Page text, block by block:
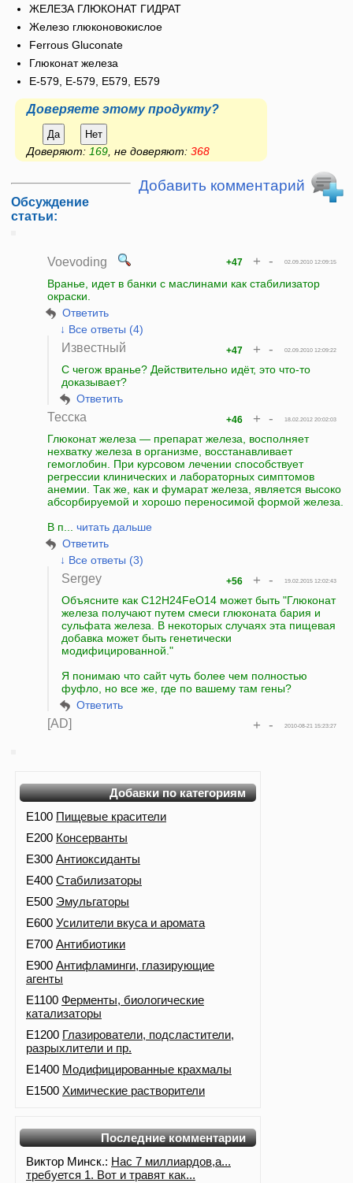
ЖЕЛЕЗА ГЛЮКОНАТ ГИДРАТ
Железо глюконовокислое
Ferrous Gluconate
Глюконат железа
E-579, Е-579, Е579, E579
Доверяете этому продукту?
Да Нет
Доверяют: 169 , не доверяют: 368
Добавить комментарий
Обсуждение
статьи:
Voevoding 02.09.2010 12:09:15
+47 + -
Вранье, идет в банки с маслинами как стабилизатор
окраски.
Ответить
↓ Все ответы (4)
Известный 02.09.2010 12:09:22
+47 + -
С чегож вранье? Действительно идёт, это что-то
доказывает?
Ответить
Тесска 18.02.2012 20:02:03
+46 + -
Глюконат железа — препарат железа, восполняет
нехватку железа в организме, восстанавливает
гемоглобин. При курсовом лечении способствует
регрессии клинических и лабораторных симптомов
анемии. Так же, как и фумарат железа, является высоко
абсорбируемой и хорошо переносимой формой железа.
В п... читать дальше
Ответить
↓ Все ответы (3)
Sergey 19.02.2015 12:02:43
+56 + -
Объясните как C12H24FeO14 может быть "Глюконат
железа получают путем смеси глюконата бария и
сульфата железа. В некоторых случаях эта пищевая
добавка может быть генетически
модифицированной."
Я понимаю что сайт чуть более чем полностью
фуфло, но все же, где по вашему там гены?
Ответить
[AD] 2010-08-21 15:23:27
+ -
Добавки по категориям
E100 Пищевые красители
E200 Консерванты
E300 Антиоксиданты
E400 Стабилизаторы
E500 Эмульгаторы
E600 Усилители вкуса и аромата
E700 Антибиотики
E900 Антифламинги, глазирующие
агенты
E1100 Ферменты, биологические
катализаторы
E1200 Глазирователи, подсластители,
разрыхлители и пр.
E1400 Модифицированные крахмалы
E1500 Химические растворители
Последние комментарии
Виктор Минск.: Нас 7 миллиардов,а...
требуется 1. Вот и травят как...